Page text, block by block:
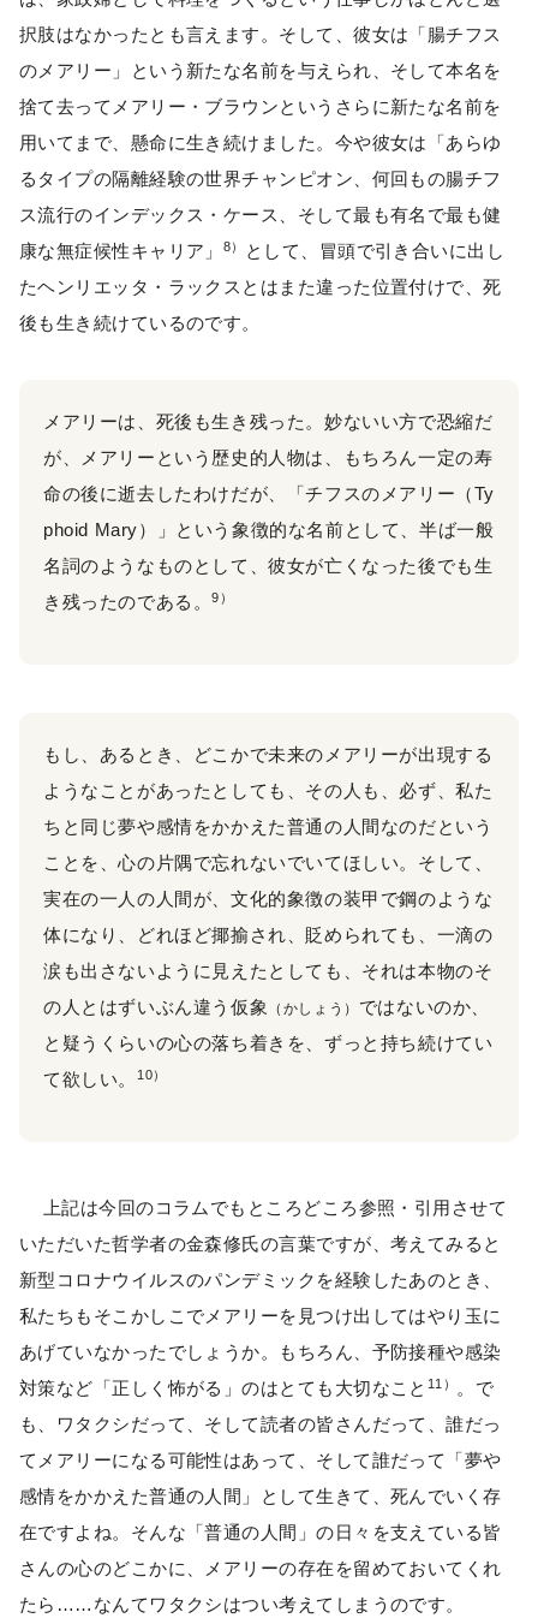
択肢はなかったとも言えます。そして、彼女は「腸チフス
のメアリー」という新たな名前を与えられ、そして本名を
捨て去ってメアリー・ブラウンというさらに新たな名前を
用いてまで、懸命に生き続けました。今や彼女は「あらゆ
るタイプの隔離経験の世界チャンピオン、何回もの腸チフ
ス流行のインデックス・ケース、そして最も有名で最も健
康な無症候性キャリア」
8）
として、冒頭で引き合いに出し
たヘンリエッタ・ラックスとはまた違った位置付けで、死
後も生き続けているのです。
メアリーは、死後も生き残った。妙ないい方で恐縮だ
が、メアリーという歴史的人物は、もちろん一定の寿
命の後に逝去したわけだが、「チフスのメアリー（Ty
phoid Mary）」という象徴的な名前として、半ば一般
名詞のようなものとして、彼女が亡くなった後でも生
き残ったのである。9）
もし、あるとき、どこかで未来のメアリーが出現する
ようなことがあったとしても、その人も、必ず、私た
ちと同じ夢や感情をかかえた普通の人間なのだという
ことを、心の片隅で忘れないでいてほしい。そして、
実在の一人の人間が、文化的象徴の装甲で鋼のような
体になり、どれほど揶揄され、貶められても、一滴の
涙も出さないように見えたとしても、それは本物のそ
の人とはずいぶん違う仮象
（かしょう） ではないのか、
と疑うくらいの心の落ち着きを、ずっと持ち続けてい
て欲しい。
10）
上記は今回のコラムでもところどころ参照・引用させて
いただいた哲学者の金森修氏の言葉ですが、考えてみると
新型コロナウイルスのパンデミックを経験したあのとき、
私たちもそこかしこでメアリーを見つけ出してはやり玉に
あげていなかったでしょうか。もちろん、予防接種や感染
対策など「正しく怖がる」のはとても大切なこと 11）
。で
も、ワタクシだって、そして読者の皆さんだって、誰だっ
てメアリーになる可能性はあって、そして誰だって「夢や
感情をかかえた普通の人間」として生きて、死んでいく存
在ですよね。そんな「普通の人間」の日々を支えている皆
さんの心のどこかに、メアリーの存在を留めておいてくれ
たら……なんてワタクシはつい考えてしまうのです。